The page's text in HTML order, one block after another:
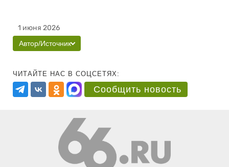
1 июня 2026
Автор/Источник
ЧИТАЙТЕ НАС В СОЦСЕТЯХ:
Сообщить новость